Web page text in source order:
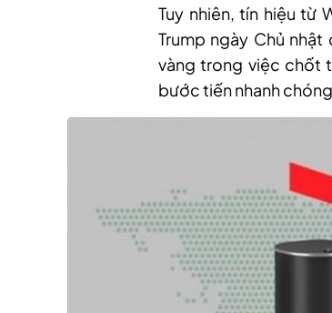
Tuy nhiên, tín hiệu từ
Trump ngày Chủ
vàng trong việc chốt
bước tiến nhanh